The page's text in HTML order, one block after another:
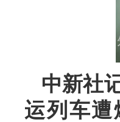
中新社
运列车